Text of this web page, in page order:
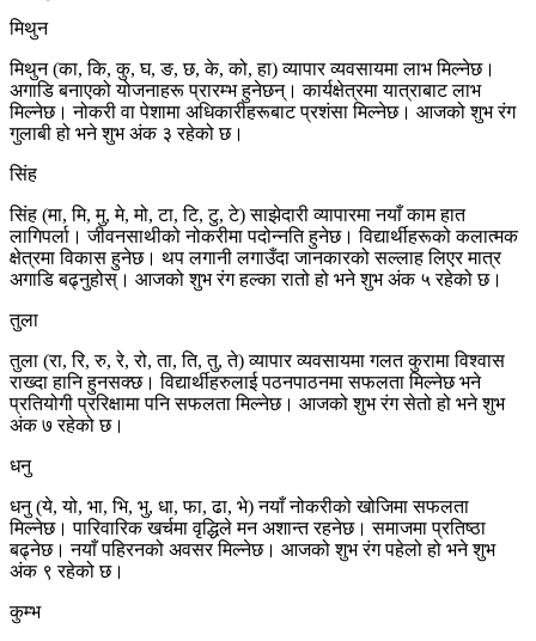
मिथुन
मिथुन (का, कि, कु, घ, ङ, छ, के, को, हा) व्यापार व्यवसायमा लाभ मिल्नेछ।
अगाडि बनाएको योजनाहरू प्रारम्भ हुनेछन्। कार्यक्षेत्रमा यात्राबाट लाभ
मिल्नेछ। नोकरी वा पेशामा अधिकारीहरूबाट प्रशंसा मिल्नेछ। आजको शुभ रंग
गुलाबी हो भने शुभ अंक ३ रहेको छ।
सिंह
सिंह (मा, मि, मु, मे, मो, टा, टि, टु, टे) साझेदारी व्यापारमा नयाँ काम हात
लागिपर्ला। जीवनसाथीको नोकरीमा पदोन्नति हुनेछ। विद्यार्थीहरूको कलात्मक
क्षेत्रमा विकास हुनेछ। थप लगानी लगाउँदा जानकारको सल्लाह लिएर मात्र
अगाडि बढ्नुहोस्। आजको शुभ रंग हल्का रातो हो भने शुभ अंक ५ रहेको छ।
तुला
तुला (रा, रि, रु, रे, रो, ता, ति, तु, ते) व्यापार व्यवसायमा गलत कुरामा विश्वास
राख्दा हानि हुनसक्छ। विद्यार्थीहरुलाई पठनपाठनमा सफलता मिल्नेछ भने
प्रतियोगी प्ररिक्षामा पनि सफलता मिल्नेछ। आजको शुभ रंग सेतो हो भने शुभ
अंक ७ रहेको छ।
धनु
धनु (ये, यो, भा, भि, भु, धा, फा, ढा, भे) नयाँ नोकरीको खोजिमा सफलता
मिल्नेछ। पारिवारिक खर्चमा वृद्धिले मन अशान्त रहनेछ। समाजमा प्रतिष्ठा
बढ्नेछ। नयाँ पहिरनको अवसर मिल्नेछ। आजको शुभ रंग पहेलो हो भने शुभ
अंक ९ रहेको छ।
कुम्भ